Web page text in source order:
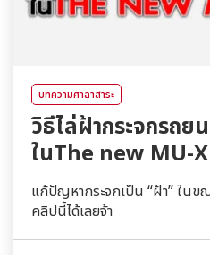
บทความศาลาสาระ
วิธีไล่ฝ้ากระจกรถ
ในThe new MU-
แก้ปัญหากระจกเป็น “ฝ้า” ในข
คลิปนี้ได้เลยจ้า